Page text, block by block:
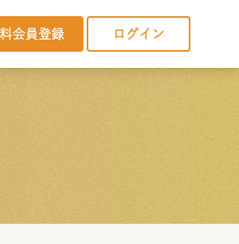
会員登録 ログイン